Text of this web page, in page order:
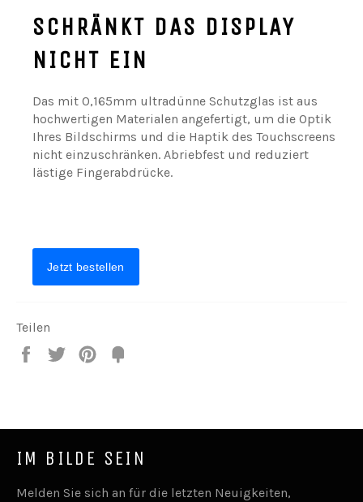
SCHRÄNKT DAS DISPLAY
NICHT EIN
Das mit 0,165mm ultradünne Schutzglas ist aus
hochwertigen Materialen angefertigt, um die Optik
Ihres Bildschirms und die Haptik des Touchscreens
nicht einzuschränken. Abriebfest und reduziert
lästige Fingerabdrücke.
Teilen
Teilen
Twittern
Pin
IM BILDE SEIN
Melden Sie sich an für die letzten Neuigkeiten,